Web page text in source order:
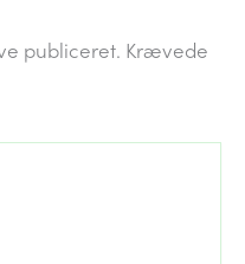
publiceret. Krævede